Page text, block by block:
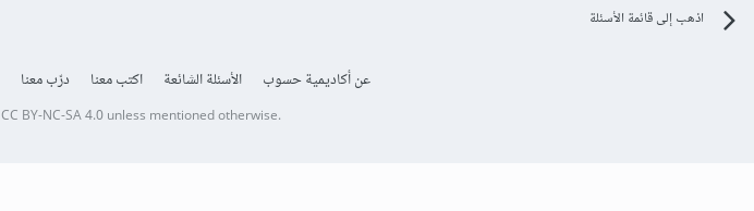
اذهب إلى قائمة الأسئلة
عن أكاديمية حسوب الأسئلة الشائعة اكتب معنا درّب معنا
CC BY-NC-SA 4.0unless mentioned otherwise.